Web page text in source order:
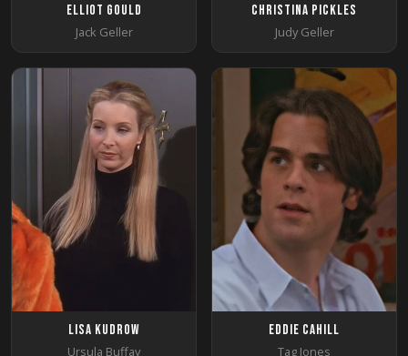
Elliot Gould
Jack Geller
Christina Pickles
Judy Geller
Lisa Kudrow
Ursula Buffay
Eddie Cahill
Tag Jones